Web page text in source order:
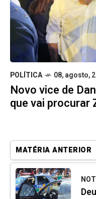
POLÍTICA 08, agosto,
Novo vice de
que vai procurar
MATÉRIA ANTERIOR